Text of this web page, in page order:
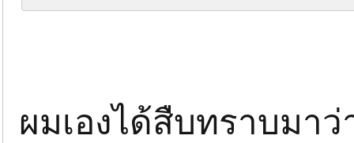
ผมเองได้สืบทราบมา